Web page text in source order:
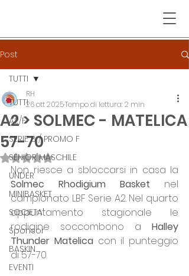
Post
TUTTI
A2/F
SERIE B / PROMO F
SENIOR MASCHILE
UNDER
MINIBASKET
SOCIETA'
Sponsor
BASKIN
EVENTI
TUTTI
A2 > SOLMEC - MATELICA
57-70
RH
26 ott 2025Tempo di lettura: 2 min
Valutazione NaN stelle su 5.
Solmec Rhodigium Basket nel
campionato LBF Serie A2. Nel quarto
appuntamento stagionale le
rodigine soccombono a Halley
Thunder Matelica con il punteggio
di 57-70.